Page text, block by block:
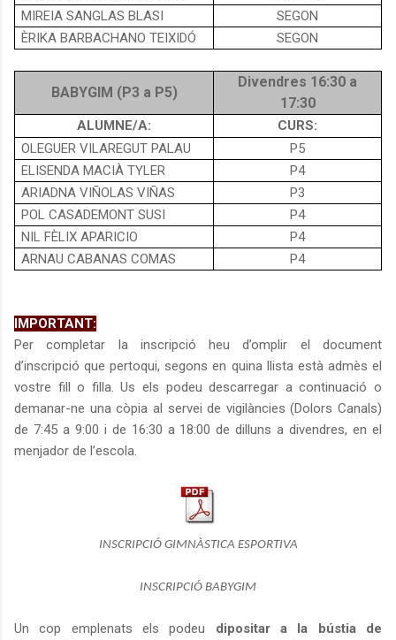
MIREIA SANGLAS BLASI
SEGON
ÈRIKA BARBACHANO TEIXIDÓ
SEGON
BABYGIM (P3 a P5)
Divendres 16:30 a
17:30
ALUMNE/A:
CURS:
OLEGUER VILAREGUT PALAU
P5
ELISENDA MACIÀ TYLER
P4
ARIADNA VIÑOLAS VIÑAS
P3
POL CASADEMONT SUSI
P4
NIL FÈLIX APARICIO
P4
ARNAU CABANAS COMAS
P4
IMPORTANT:
Per completar la inscripció heu d’omplir el document
d’inscripció que pertoqui, segons en quina llista està admès el
vostre fill o filla. Us els podeu descarregar a continuació o
demanar-ne una còpia al servei de vigilàncies (Dolors Canals)
de 7:45 a 9:00 i de 16:30 a 18:00 de dilluns a divendres, en el
menjador de l’escola.
INSCRIPCIÓ GIMNÀSTICA ESPORTIVA
INSCRIPCIÓ BABYGIM
Un cop emplenats els podeu dipositar a la bústia de